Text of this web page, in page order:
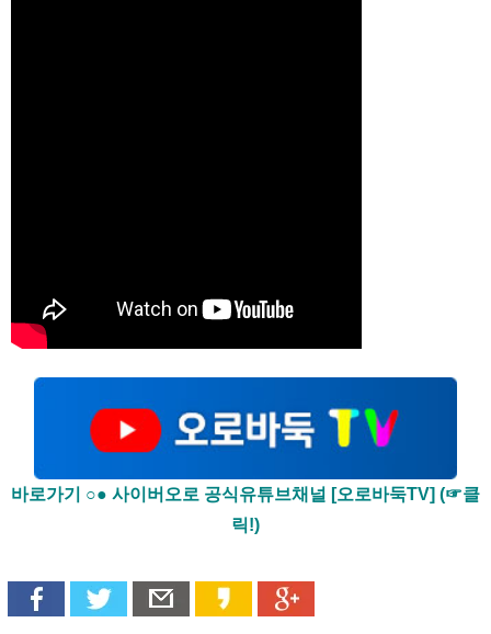
바로가기 ○● 사이버오로 공식유튜브채널 [오로바둑TV] (☞클
릭!)